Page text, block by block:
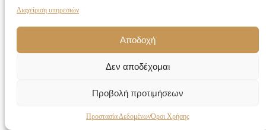
Διαχείριση υπηρεσιών
Αποδοχή
Δεν αποδέχομαι
Προβολή προτιμήσεων
Προστασία ΔεδομένωνΌροι Χρήσης